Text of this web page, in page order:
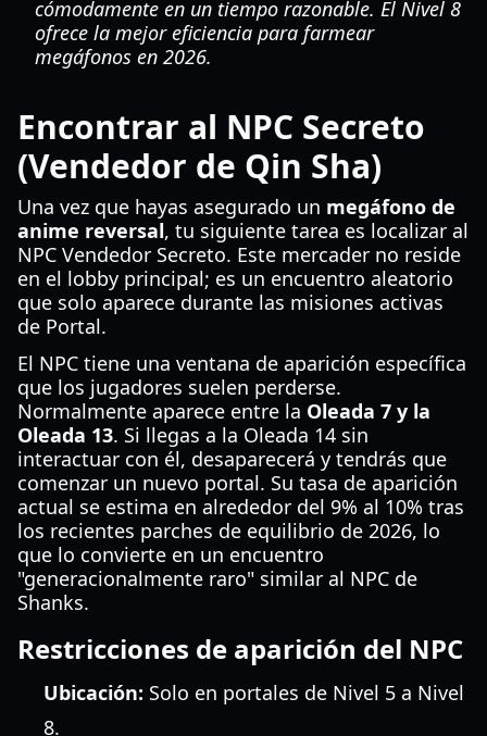
cómodamente en un tiempo razonable. El Nivel 8
ofrece la mejor eficiencia para farmear
megáfonos en 2026.
Encontrar al NPC Secreto
(Vendedor de Qin Sha)
Una vez que hayas asegurado un megáfono de
anime reversal, tu siguiente tarea es localizar al
NPC Vendedor Secreto. Este mercader no reside
en el lobby principal; es un encuentro aleatorio
que solo aparece durante las misiones activas
de Portal.
El NPC tiene una ventana de aparición específica
que los jugadores suelen perderse.
Normalmente aparece entre la Oleada 7 y la
Oleada 13. Si llegas a la Oleada 14 sin
interactuar con él, desaparecerá y tendrás que
comenzar un nuevo portal. Su tasa de aparición
actual se estima en alrededor del 9% al 10% tras
los recientes parches de equilibrio de 2026, lo
que lo convierte en un encuentro
"generacionalmente raro" similar al NPC de
Shanks.
Restricciones de aparición del NPC
Ubicación: Solo en portales de Nivel 5 a Nivel
8.